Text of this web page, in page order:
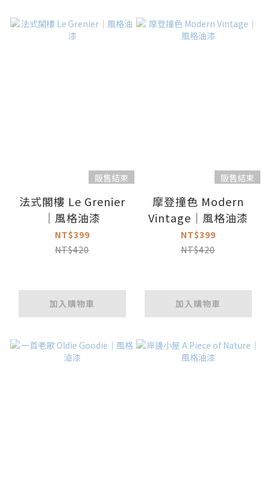
販售結束
法式閣樓 Le Grenier
｜風格油漆
NT$399
NT$420
加入購物車
販售結束
摩登撞色 Modern
Vintage｜風格油漆
NT$399
NT$420
加入購物車